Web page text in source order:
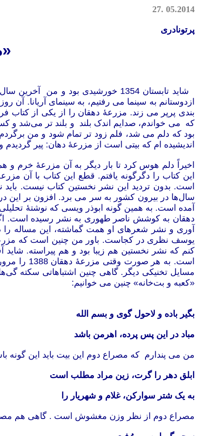
05.2014
.
27
پرتونادری
شاید تابستان 1354 خورشیدی بود
ازدوستانم به سینما می رفتیم، به سینمای آریانا. آن
بندی پرپر می زند. مزرعۀ دهقان را از یکی از کتاب
که می خواندم، صدایم اندک بلند و بلند تر می‌شد و
بود که دلم می شد، فلم زود تر تمام شود و من
اندیشیده ام که بیتی است از مزرعۀ دهان: پیر
اخیراً دلم هوس کرد تا بار دیگر به آن مزرعۀ خرم و
است. بدون تردید این نشر نخستین کتاب نیست.
دهقان به کوشش ناصر طهوری به نشر رسیده است.
آوری و نشر شعرهای او همت گماشته، این مساله
کنم که نشر نخستین هم زیبا بود و هم پیراسته.
است. به
مسایل تخنیکی دیگر. گاهی چنین اشتباهاتی سکته
«کعبه و بت‌خانه» چنین می خوانیم:
بگیر باده و لاحول گوی و بسم الله
مباد در این پس پرده، اهرمن باشد
من می پندارم که مصراع دوم این بیت باید این گونه
ابلق دهر را گرت، زین مراد مطلب است
به یک شتر سوارکن، غلام و شهریار را
مصراع دوم از نظر وزن مغشوش است . گاهی هم